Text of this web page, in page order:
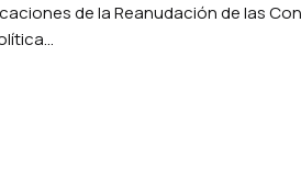
de la Reanudación de las